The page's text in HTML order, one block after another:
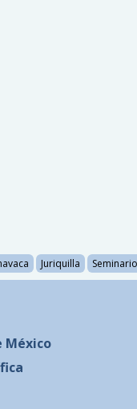
Juriquilla
México